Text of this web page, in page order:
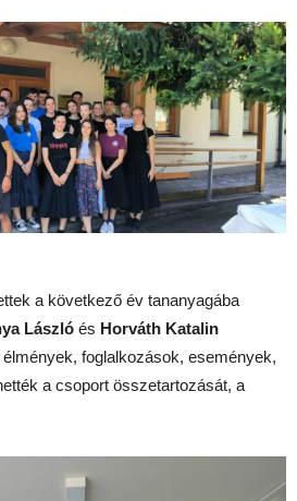
a következő év tananyagába
László és Horváth Katalin
foglalkozások, események,
a csoport összetartozását, a